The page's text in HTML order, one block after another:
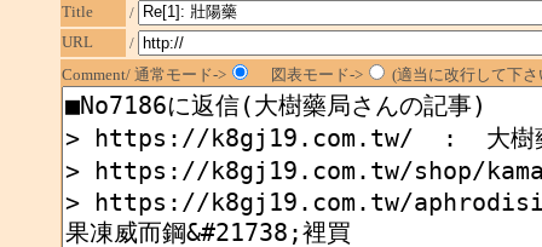
Title
/
URL
/
Comment/ 通常モード->
図表モード-> (適当に改行して下